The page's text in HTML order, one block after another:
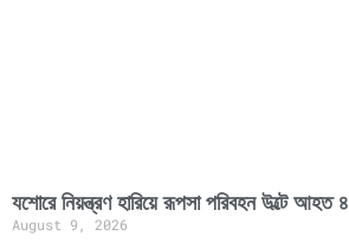
যশোরে নিয়ন্ত্রণ হারিয়ে রূপসা পরিবহন উল্টে আহত ৪
August 9, 2026